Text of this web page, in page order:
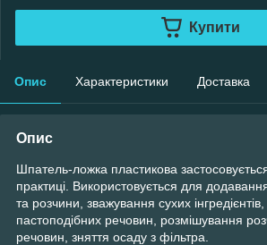
Купити
Опис Характеристики Доставка
Опис
Шпатель-ложка пластикова
практиці. Використовується для
та розчини, зважування сухих
пастоподібних речовин, розмішування
речовин, зняття осаду з фільтра.